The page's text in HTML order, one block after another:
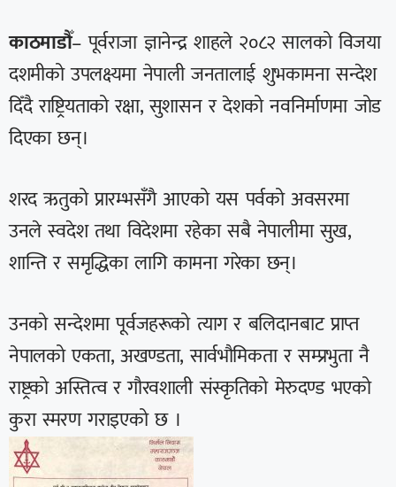
काठमाडौँ– पूर्वराजा ज्ञानेन्द्र शाहले २०८२ सालको विजया
दशमीको उपलक्ष्यमा नेपाली जनतालाई शुभकामना सन्देश
दिँदै राष्ट्रियताको रक्षा, सुशासन र देशको नवनिर्माणमा जोड
दिएका छन्।
शरद ऋतुको प्रारम्भसँगै आएको यस पर्वको अवसरमा
उनले स्वदेश तथा विदेशमा रहेका सबै नेपालीमा सुख,
शान्ति र समृद्धिका लागि कामना गरेका छन्।
उनको सन्देशमा पूर्वजहरूको त्याग र बलिदानबाट प्राप्त
नेपालको एकता, अखण्डता, सार्वभौमिकता र सम्प्रभुता नै
राष्ट्रको अस्तित्व र गौरवशाली संस्कृतिको मेरुदण्ड भएको
कुरा स्मरण गराइएको छ ।